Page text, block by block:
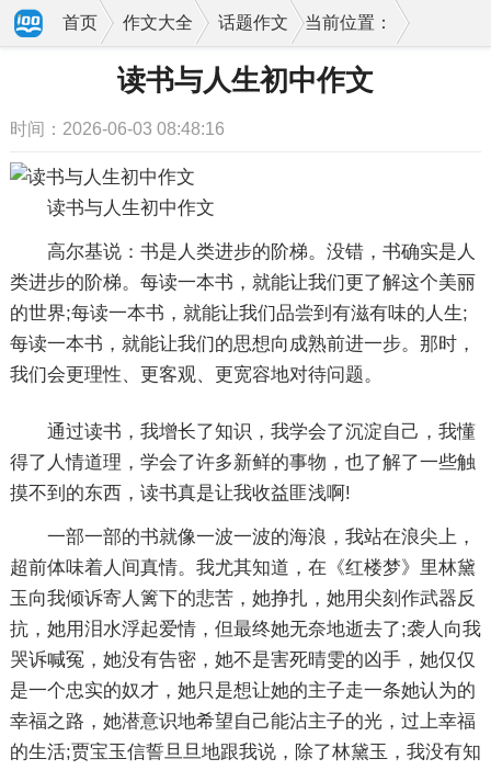
当前位置：
首页 作文大全 话题作文
读书与人生初中作文
时间：2026-06-03 08:48:16
读书与人生初中作文
高尔基说：书是人类进步的阶梯。没错，书确实是人
类进步的阶梯。每读一本书，就能让我们更了解这个美丽
的世界;每读一本书，就能让我们品尝到有滋有味的人生;
每读一本书，就能让我们的思想向成熟前进一步。那时，
我们会更理性、更客观、更宽容地对待问题。
通过读书，我增长了知识，我学会了沉淀自己，我懂
得了人情道理，学会了许多新鲜的事物，也了解了一些触
摸不到的东西，读书真是让我收益匪浅啊!
一部一部的书就像一波一波的海浪，我站在浪尖上，
超前体味着人间真情。我尤其知道，在《红楼梦》里林黛
玉向我倾诉寄人篱下的悲苦，她挣扎，她用尖刻作武器反
抗，她用泪水浮起爱情，但最终她无奈地逝去了;袭人向我
哭诉喊冤，她没有告密，她不是害死晴雯的凶手，她仅仅
是一个忠实的奴才，她只是想让她的主子走一条她认为的
幸福之路，她潜意识地希望自己能沾主子的光，过上幸福
的生活;贾宝玉信誓旦旦地跟我说，除了林黛玉，我没有知